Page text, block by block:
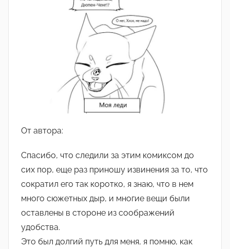
От автора:
Спасибо, что следили за этим комиксом до
сих пор, еще раз приношу извинения за то, что
сократил его так коротко, я знаю, что в нем
много сюжетных дыр, и многие вещи были
оставлены в стороне из соображений
удобства.
Это был долгий путь для меня, я помню, как